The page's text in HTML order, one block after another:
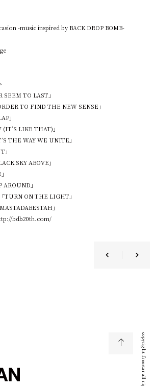
-music inspired by BACK DROP BOMB-
TO LAST」
TO FIND THE NEW SENSE」
」
LIKE THAT)」
THE WAY WE UNITE」
」
SKY ABOVE」
」
TURN ON THE LIGHT」
」
bdb20th.com/